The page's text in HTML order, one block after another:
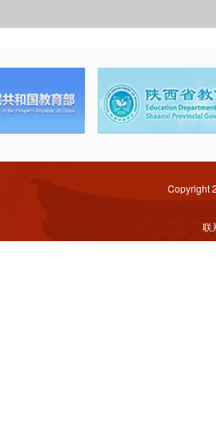
Copyright
联